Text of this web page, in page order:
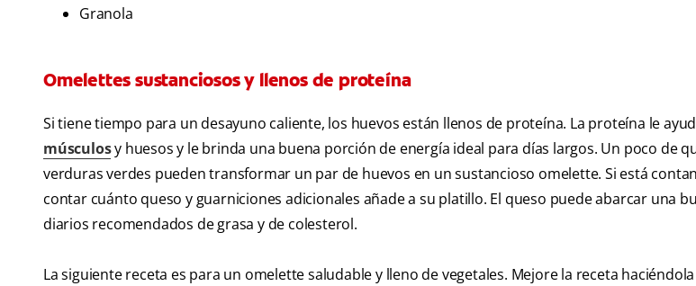
Granola
Omelettes sustanciosos y llenos de proteína
Si tiene tiempo para un desayuno caliente, los huevos están llenos de proteína. La proteína le
músculosy huesos y le brinda una buena porción de energía ideal para días largos. Un poco de
verduras verdes pueden transformar un par de huevos en un sustancioso omelette. Si está
contar cuánto queso y guarniciones adicionales añade a su platillo. El queso puede abarcar una
diarios recomendados de grasa y de colesterol.
La siguiente receta es para un omelette saludable y lleno de vegetales. Mejore la receta